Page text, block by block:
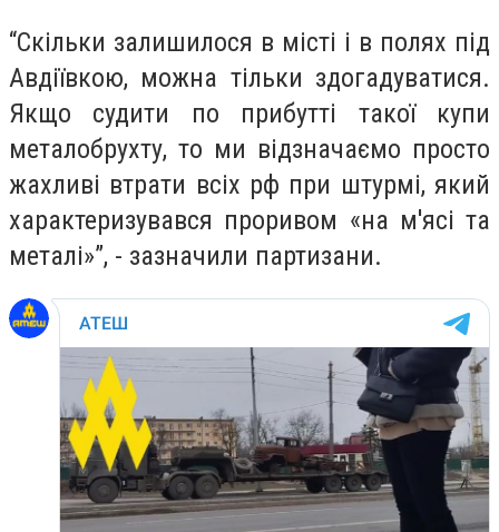
“Скільки залишилося в місті і в полях під
Авдіївкою, можна тільки здогадуватися.
Якщо судити по прибутті такої купи
металобрухту, то ми відзначаємо просто
жахливі втрати всіх рф при штурмі, який
характеризувався проривом «на м'ясі та
металі»”, - зазначили партизани.